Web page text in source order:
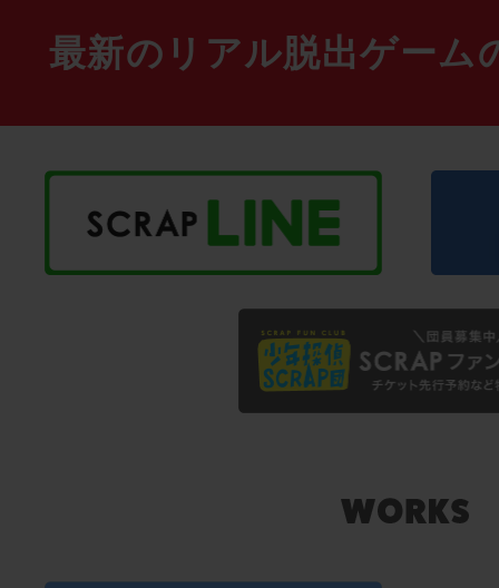
最新のリアル脱出ゲーム